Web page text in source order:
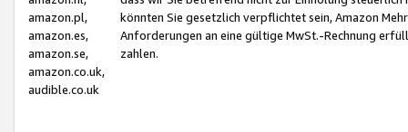
amazon.pl,
amazon.es,
amazon.se,
amazon.co.uk,
audible.co.uk
könnten Sie gesetzlich verpflichtet sein, Amazon
Anforderungen an eine gültige MwSt.-Rechnung
zahlen.